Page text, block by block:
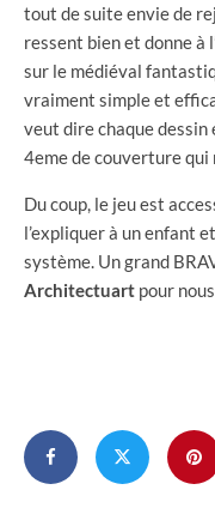
tout de suite envie de
ressent bien et donne à
sur le médiéval
vraiment simple et
veut dire chaque dessin
4eme de couverture qui
Du coup, le jeu est
l’expliquer à un enfant
système. Un grand
Architectuart pour